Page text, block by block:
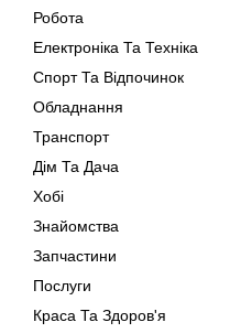
Робота
Електроніка Та Техніка
Спорт Та Відпочинок
Обладнання
Транспорт
Дім Та Дача
Хобі
Знайомства
Запчастини
Послуги
Краса Та Здоров'я